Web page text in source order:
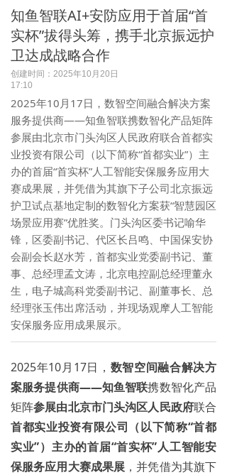
知鱼智联AI+安防应用于首届“首
实杯”拔得头筹，携手北京振远护
卫达成战略合作
创建时间： 2025年10月20日
17:10
2025年10月17日，数智空间融合解决方案
服务提供商——知鱼智联携数智化产品矩阵
参展由北京市门头沟区人民政府联合首都实
业投资有限公司（以下简称“首都实业”）主
办的首届“首实杯”人工智能安保服务应用大
赛成果展，并凭借为其旗下子公司北京振远
护卫试点基地定制的数智化方案获“智慧园区
场景应用赛”优胜奖。门头沟区委书记喻华
锋，区委副书记、代区长吕鸣、中国保安协
会副会长赵水芳，首都实业党委副书记、董
事、总经理孟文涛，北京电控副总经理董永
生，电子城高科党委副书记、副董事长、总
经理张玉伟出席活动，并现场观摩人工智能
安保服务应用成果展示。
2025年10月17日， 数智空间融合解决方
案服务提供商——知鱼智联携数智化产品
矩阵参展由北京市门头沟区人民政府联合
首都实业投资有限公司（以下简称“首都
实业”）主办的首届“首实杯”人工智能安
保服务应用大赛成果展 ，并凭借为其旗下